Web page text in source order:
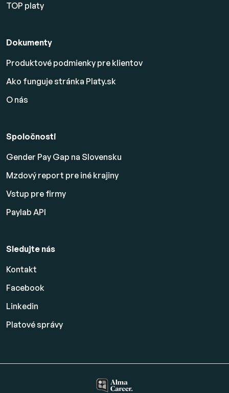
TOP platy
Dokumenty
Produktové podmienky pre klientov
Ako funguje stránka Platy.sk
O nás
Spoločnosti
Gender Pay Gap na Slovensku
Mzdový report pre iné krajiny
Vstup pre firmy
Paylab API
Sledujte nás
Kontakt
Facebook
Linkedin
Platovésprávy